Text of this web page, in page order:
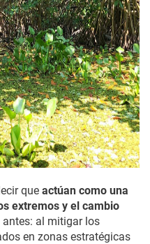
que actúan como una
extremos y el cambio
al mitigar los
en zonas estratégicas